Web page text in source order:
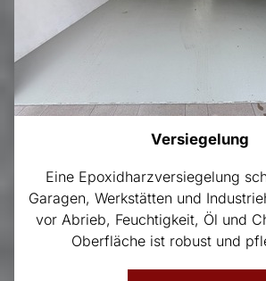
Versiegelung
Eine Epoxidharzversiegelung
Garagen, Werkstätten und
vor Abrieb, Feuchtigkeit, Öl und
Oberfläche ist robust und